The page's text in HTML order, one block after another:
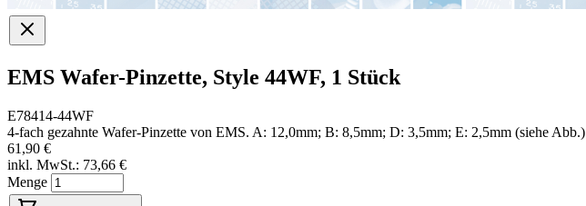
EMS Wafer-Pinzette, Style 44WF, 1 Stück
E78414-44WF
4-fach gezahnte Wafer-Pinzette von EMS. A: 12,0mm; B: 8,5mm; D: 3,5mm; E: 2,5mm (siehe Abb.)
61,90 €
inkl. MwSt.: 73,66 €
Menge